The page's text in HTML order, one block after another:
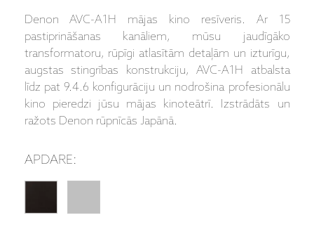
Denon AVC-A1H mājas kino resīveris. Ar 15
pastiprināšanas kanāliem, mūsu jaudīgāko
transformatoru, rūpīgi atlasītām detaļām un izturīgu,
augstas stingrības konstrukciju, AVC-A1H atbalsta
līdz pat 9.4.6 konfigurāciju un nodrošina profesionālu
kino pieredzi jūsu mājas kinoteātrī. Izstrādāts un
ražots Denon rūpnīcās Japānā.
APDARE: